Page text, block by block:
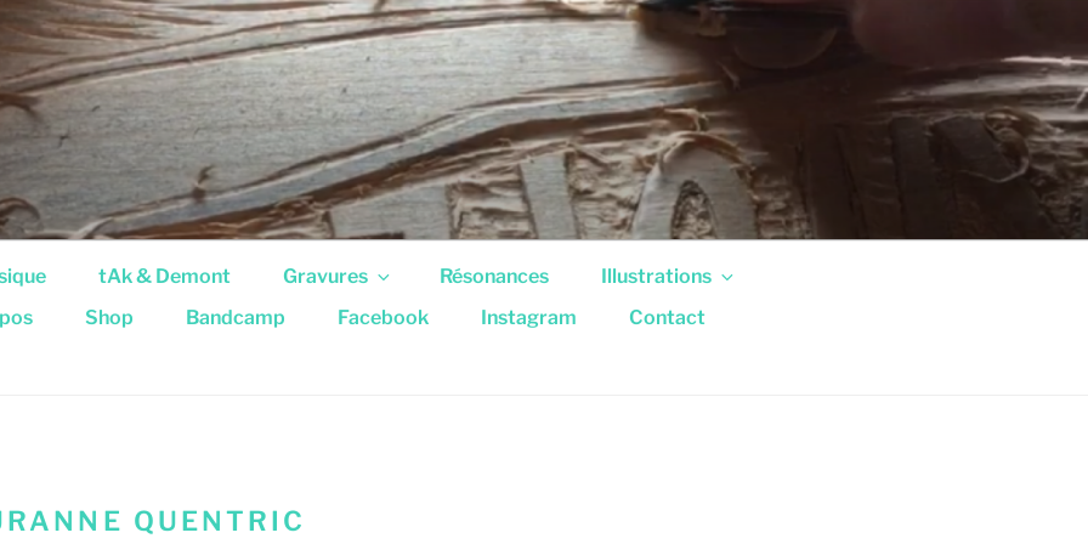
tAk & Demont Gravures Résonances
Illustrations
Shop Bandcamp Facebook Instagram
Contact
QUENTRIC